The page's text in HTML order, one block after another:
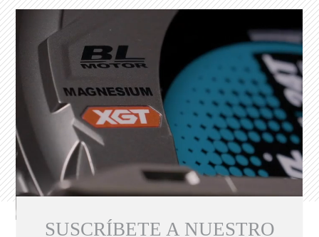
SUSCRÍBETE A NUESTRO